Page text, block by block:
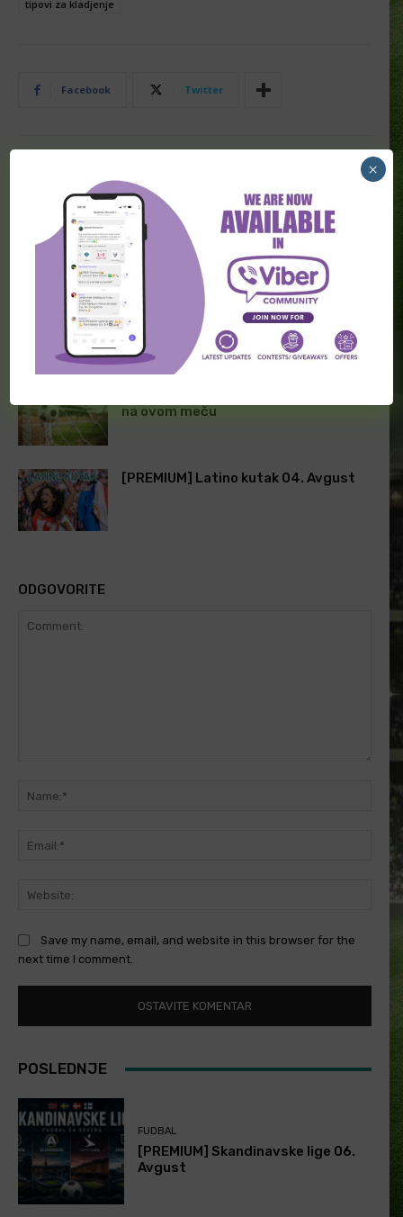
tipovi za kladjenje
Facebook Twitter
Specijal kartoni 27. Februar
SLEDEĆA VEST
[PREMIUM] Serija A, najava,
predlozi za klađenje (Sreda)
POVEZANI ČLANCI
[PREMIUM] Skandinavske lige 06.
Avgust
na ovom meču
[PREMIUM] Latino kutak 04. Avgust
ODGOVORITE
Save my name, email, and website in this browser for the
next time I comment.
POSLEDNJE
FUDBAL
[PREMIUM] Skandinavske lige 06.
Avgust
×